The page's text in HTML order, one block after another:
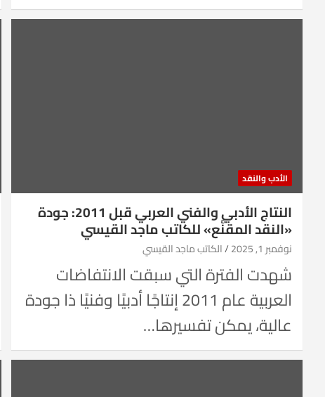
الأدب والنقد
النتاج الأدبي والفني العربي قبل 2011: جودة
«النقد المقنَّع» للكاتب ماجد القيسي
نوفمبر 1, 2025 الكاتب ماجد القيسي
شهدت الفترة التي سبقت الانتفاضات
العربية عام 2011 إنتاجًا أدبيًا وفنيًا ذا جودة
عالية، يمكن تفسيرها…